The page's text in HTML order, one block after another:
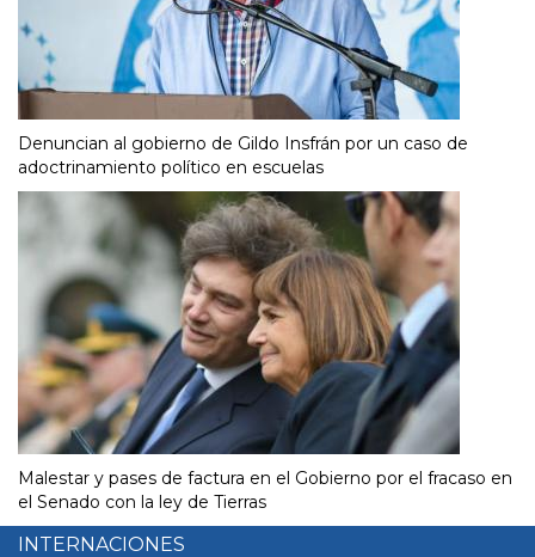
Denuncian al gobierno de Gildo Insfrán por un caso de
adoctrinamiento político en escuelas
Malestar y pases de factura en el Gobierno por el fracaso en
el Senado con la ley de Tierras
INTERNACIONES